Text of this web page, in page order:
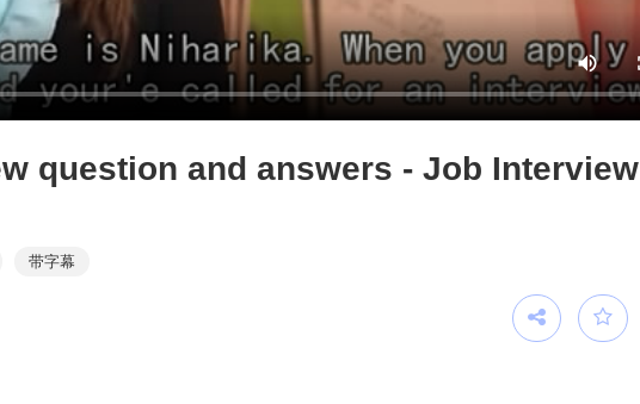
question and answers - Job Interview
带字幕